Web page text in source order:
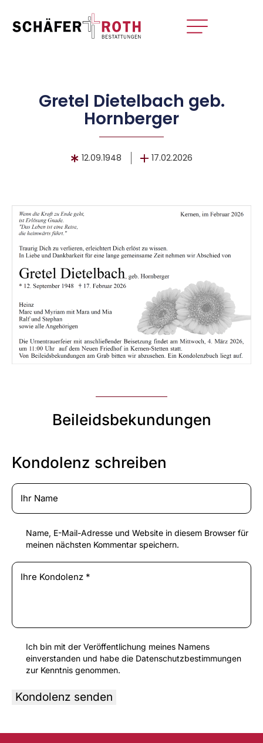
Gretel Dietelbach geb.
Hornberger
12.09.1948 17.02.2026
Beileidsbekundungen
Kondolenz schreiben
Name, E-Mail-Adresse und Website in diesem Browser für
meinen nächsten Kommentar speichern.
Ich bin mit der Veröffentlichung meines Namens
einverstanden und habe die Datenschutzbestimmungen
zur Kenntnis genommen.